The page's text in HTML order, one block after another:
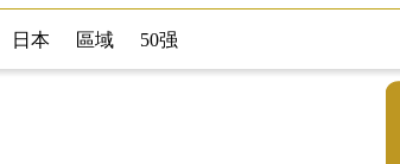
日本 區域 50强